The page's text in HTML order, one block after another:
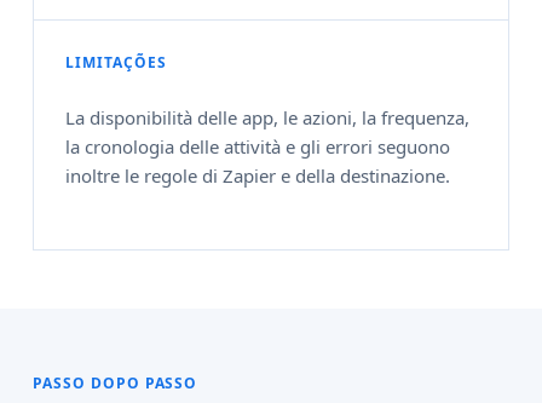
LIMITAÇÕES
La disponibilità delle app, le azioni, la frequenza,
la cronologia delle attività e gli errori seguono
inoltre le regole di Zapier e della destinazione.
PASSO DOPO PASSO